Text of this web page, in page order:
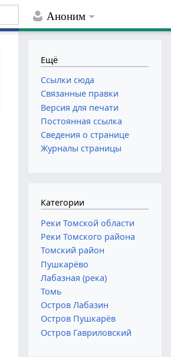
Аноним
Ещё
Ссылки сюда
Связанные правки
Версия для печати
Постоянная ссылка
Сведения о странице
Журналы страницы
Категории
Реки Томской области
Реки Томского района
Томский район
Пушкарёво
Лабазная (река)
Томь
Остров Лабазин
Остров Пушкарёв
Остров Гавриловский